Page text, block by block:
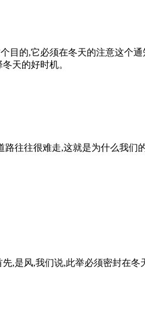
的,它必须在冬天的注意这个
天的好时机。
往很难走,这就是为什么我们
风,我们说,此举必须密封在冬